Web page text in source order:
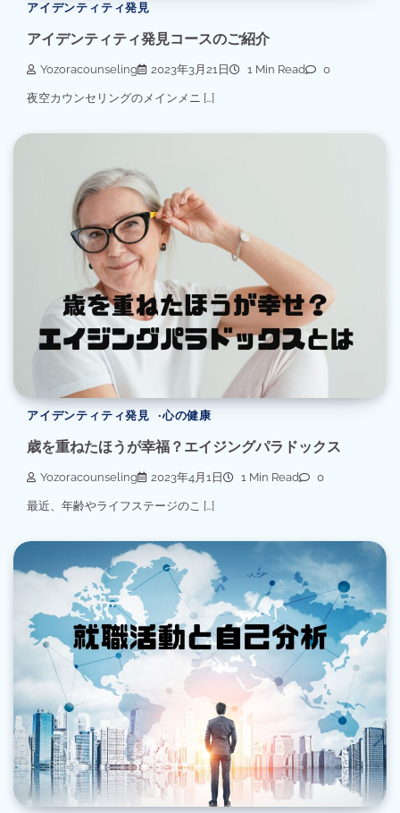
アイデンティティ発見
アイデンティティ発見コースのご紹介
Yozoracounseling 2023年3月21日 1 Min Read 0
夜空カウンセリングのメインメニ […]
アイデンティティ発見 心の健康
歳を重ねたほうが幸福？エイジングパラドックス
Yozoracounseling 2023年4月1日 1 Min Read 0
最近、年齢やライフステージのこ […]